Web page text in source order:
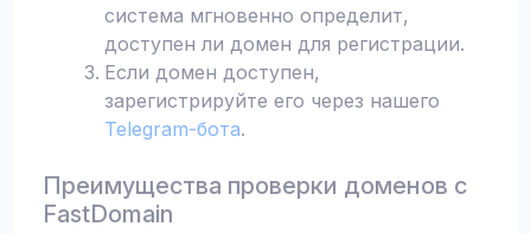
система мгновенно определит,
доступен ли домен для регистрации.
Если домен доступен,
зарегистрируйте его через нашего
Telegram-бота.
Преимущества проверки доменов с
FastDomain